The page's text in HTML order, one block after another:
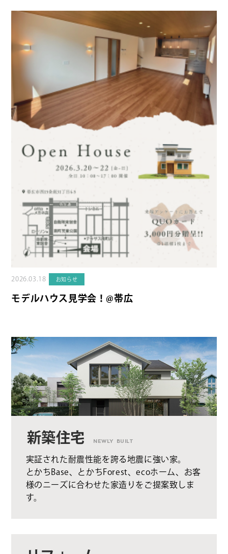
2026.03.18 お知らせ
モデルハウス見学会！@帯広
新築住宅 NEWLY BUILT
実証された耐震性能を誇る地震に強い家。
とかちBase、とかちForest、ecoホーム、お客
様のニーズに合わせた家造りをご提案致しま
す。